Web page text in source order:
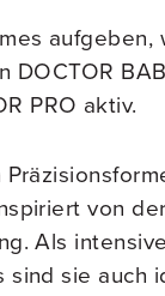
aufgeben,
DOCTOR
PRO aktiv.
von der
Als intensive
sind sie auch